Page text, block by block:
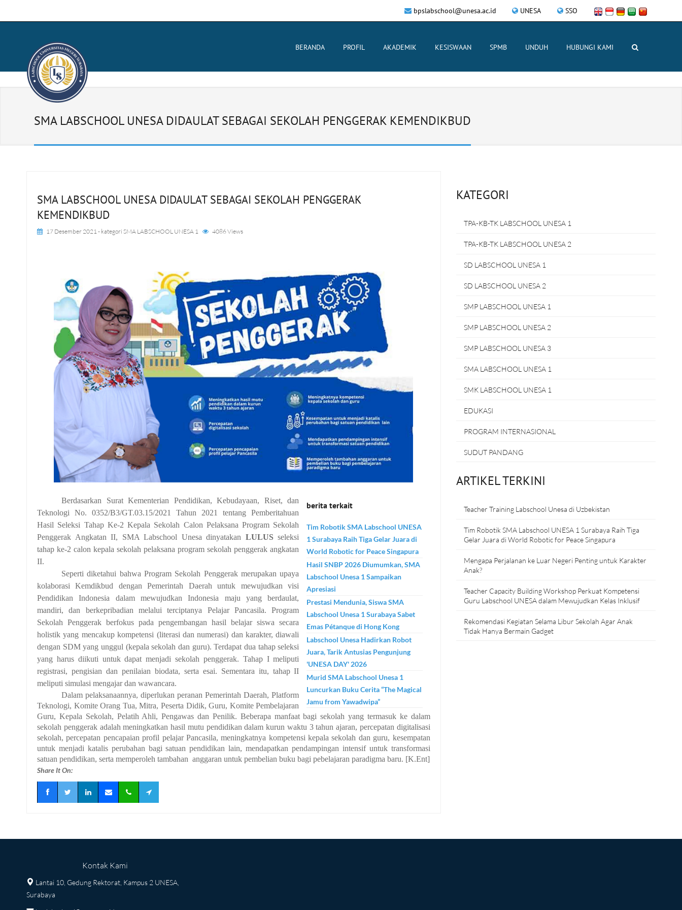
UNESA SSO
bpslabschool@unesa.ac.id
BERANDA PROFIL AKADEMIK KESISWAAN SPMB UNDUH HUBUNGI KAMI
SMA LABSCHOOL UNESA DIDAULAT SEBAGAI SEKOLAH PENGGERAK KEMENDIKBUD
SMA LABSCHOOL UNESA DIDAULAT SEBAGAI SEKOLAH PENGGERAK
KEMENDIKBUD
17 Desember 2021- kategori SMA LABSCHOOL UNESA 1 4086 Views
berita terkait
Tim Robotik SMA Labschool UNESA
1 Surabaya Raih Tiga Gelar Juara di
World Robotic for Peace Singapura
Hasil SNBP 2026 Diumumkan, SMA
Labschool Unesa 1 Sampaikan
Apresiasi
Prestasi Mendunia, Siswa SMA
Labschool Unesa 1 Surabaya Sabet
Emas Pétanque di Hong Kong
Labschool Unesa Hadirkan Robot
Juara, Tarik Antusias Pengunjung
'UNESA DAY' 2026
Murid SMA Labschool Unesa 1
Luncurkan Buku Cerita “The Magical
Jamu from Yawadwipa”
Berdasarkan Surat Kementerian Pendidikan, Kebudayaan, Riset, dan
Teknologi No. 0352/B3/GT.03.15/2021 Tahun 2021 tentang Pemberitahuan
Hasil Seleksi Tahap Ke-2 Kepala Sekolah Calon Pelaksana Program Sekolah
Penggerak Angkatan II, SMA Labschool Unesa dinyatakan LULUSseleksi
tahap ke-2 calon kepala sekolah pelaksana program sekolah penggerak angkatan
II.
Seperti diketahui bahwa Program Sekolah Penggerak merupakan upaya
kolaborasi Kemdikbud dengan Pemerintah Daerah untuk mewujudkan visi
Pendidikan Indonesia dalam mewujudkan Indonesia maju yang berdaulat,
mandiri, dan berkepribadian melalui terciptanya Pelajar Pancasila. Program
Sekolah Penggerak berfokus pada pengembangan hasil belajar siswa secara
holistik yang mencakup kompetensi (literasi dan numerasi) dan karakter, diawali
dengan SDM yang unggul (kepala sekolah dan guru). Terdapat dua tahap seleksi
yang harus diikuti untuk dapat menjadi sekolah penggerak. Tahap I meliputi
registrasi, pengisian dan penilaian biodata, serta esai. Sementara itu, tahap II
meliputi simulasi mengajar dan wawancara.
Dalam pelaksanaannya, diperlukan peranan Pemerintah Daerah, Platform
Teknologi, Komite Orang Tua, Mitra, Peserta Didik, Guru, Komite Pembelajaran
Guru, Kepala Sekolah, Pelatih Ahli, Pengawas dan Penilik. Beberapa manfaat bagi sekolah yang termasuk ke dalam
sekolah penggerak adalah meningkatkan hasil mutu pendidikan dalam kurun waktu 3 tahun ajaran, percepatan digitalisasi
sekolah, percepatan pencapaian profil pelajar Pancasila, meningkatnya kompetensi kepala sekolah dan guru, kesempatan
untuk menjadi katalis perubahan bagi satuan pendidikan lain, mendapatkan pendampingan intensif untuk transformasi
satuan pendidikan, serta memperoleh tambahan anggaran untuk pembelian buku bagi pebelajaran paradigma baru. [K.Ent]
Share It On:
KATEGORI
TPA-KB-TK LABSCHOOL UNESA 1
TPA-KB-TK LABSCHOOL UNESA 2
SD LABSCHOOL UNESA 1
SD LABSCHOOL UNESA 2
SMP LABSCHOOL UNESA 1
SMP LABSCHOOL UNESA 2
SMP LABSCHOOL UNESA 3
SMA LABSCHOOL UNESA 1
SMK LABSCHOOL UNESA 1
EDUKASI
PROGRAM INTERNASIONAL
SUDUT PANDANG
ARTIKEL TERKINI
Teacher Training Labschool Unesa di Uzbekistan
Tim Robotik SMA Labschool UNESA 1 Surabaya Raih Tiga
Gelar Juara di World Robotic for Peace Singapura
Mengapa Perjalanan ke Luar Negeri Penting untuk Karakter
Anak?
Teacher Capacity Building Workshop Perkuat Kompetensi
Guru Labschool UNESA dalam Mewujudkan Kelas Inklusif
Rekomendasi Kegiatan Selama Libur Sekolah Agar Anak
Tidak Hanya Bermain Gadget
Kontak Kami
Lantai 10, Gedung Rektorat, Kampus 2 UNESA,
Surabaya